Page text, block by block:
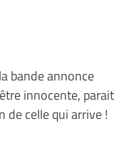
bande annonce
innocente, parait
de celle qui arrive !